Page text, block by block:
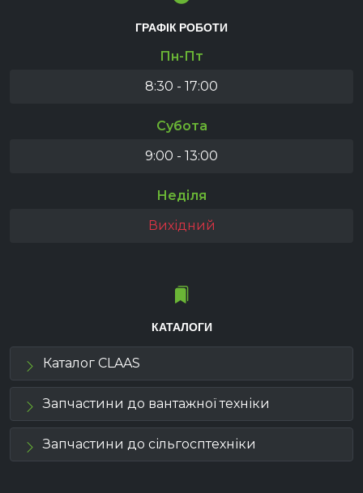
ГРАФІК РОБОТИ
Пн-Пт
8:30 - 17:00
Субота
9:00 - 13:00
Неділя
Вихідний
КАТАЛОГИ
Каталог CLAAS
Запчастини до вантажної техніки
Запчастини до сільгосптехніки